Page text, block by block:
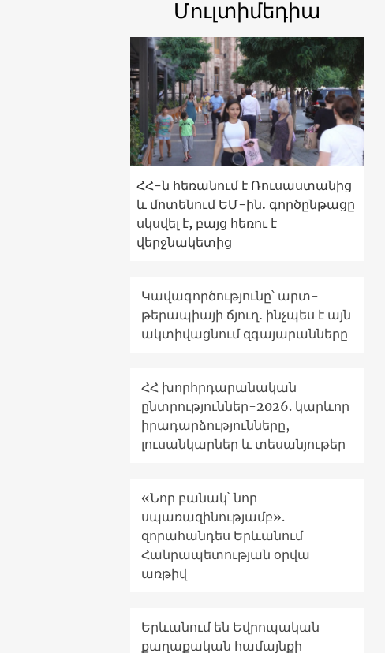
Մուլտիմեդիա
ՀՀ-ն հեռանում է Ռուսաստանից
և մոտենում ԵՄ-ին. գործընթացը
սկսվել է, բայց հեռու է
վերջնակետից
Կավագործությունը՝ արտ-
թերապիայի ճյուղ․ ինչպես է այն
ակտիվացնում զգայարանները
ՀՀ խորհրդարանական
ընտրություններ-2026. կարևոր
իրադարձությունները,
լուսանկարներ և տեսանյութեր
«Նոր բանակ՝ նոր
սպառազինությամբ».
զորահանդես Երևանում
Հանրապետության օրվա
առթիվ
Երևանում են Եվրոպական
քաղաքական համայնքի